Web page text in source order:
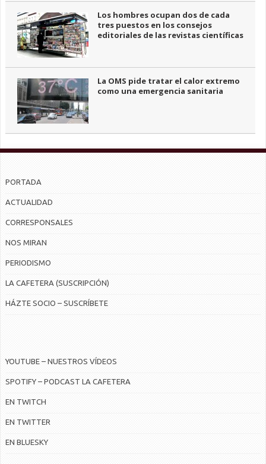
Los hombres ocupan dos de cada
tres puestos en los consejos
editoriales de las revistas científicas
La OMS pide tratar el calor extremo
como una emergencia sanitaria
PORTADA
ACTUALIDAD
CORRESPONSALES
NOS MIRAN
PERIODISMO
LA CAFETERA (SUSCRIPCIÓN)
HÁZTE SOCIO – SUSCRÍBETE
YOUTUBE – NUESTROS VÍDEOS
SPOTIFY – PODCAST LA CAFETERA
EN TWITCH
EN TWITTER
EN BLUESKY